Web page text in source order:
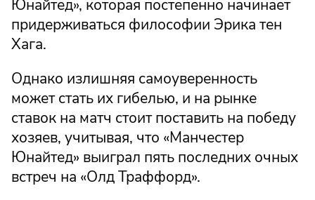
Юнайтед», которая постепенно начинает
придерживаться философии Эрика тен
Хага.
Однако излишняя самоуверенность
может стать их гибелью, и на рынке
ставок на матч стоит поставить на победу
хозяев, учитывая, что «Манчестер
Юнайтед» выиграл пять последних очных
встреч на «Олд Траффорд».